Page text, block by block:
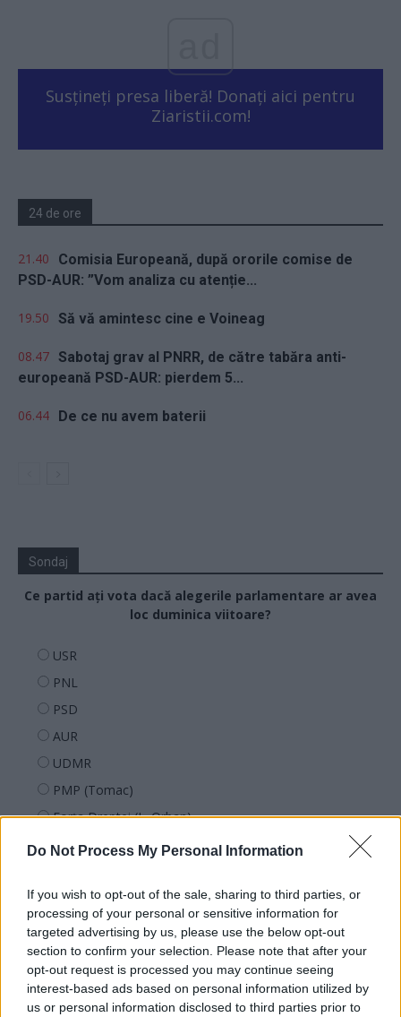
Do Not Process My Personal Information
If you wish to opt-out of the sale, sharing to third parties, or
processing of your personal or sensitive information for
targeted advertising by us, please use the below opt-out
section to confirm your selection. Please note that after your
opt-out request is processed you may continue seeing
interest-based ads based on personal information utilized by
us or personal information disclosed to third parties prior to
Susțineți presa liberă! Donați aici pentru
Ziaristii.com!
24 de ore
21.40
Comisia Europeană, după ororile comise de
PSD-AUR: ”Vom analiza cu atenție...
19.50 Să vă amintesc cine e Voineag
08.47 Sabotaj grav al PNRR, de către tabăra anti-
europeană PSD-AUR: pierdem 5...
06.44 De ce nu avem baterii
Sondaj
Ce partid ați vota dacă alegerile parlamentare ar avea
loc duminica viitoare?
USR
PNL
PSD
AUR
UDMR
PMP (Tomac)
Forța Dreptei (L. Orban)
PNȚMM
SENS
SOS (Șoșoacă)
POT (Gavrilă)
PACE (Peia)
Acțiunea Conservatoare (Târziu)